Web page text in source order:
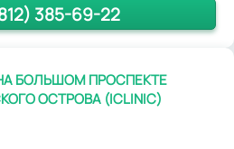
385-69-22
БОЛЬШОМ ПРОСПЕКТЕ
ОСТРОВА (ICLINIC)